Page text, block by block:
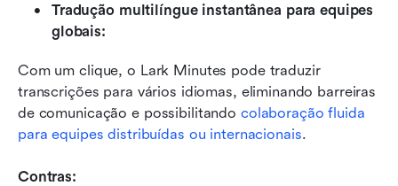
Tradução multilíngue instantânea para equipes
globais:
Com um clique, o Lark Minutes pode traduzir
transcrições para vários idiomas, eliminando barreiras
de comunicação e possibilitando colaboração fluida
para equipes distribuídas ou internacionais.
Contras: